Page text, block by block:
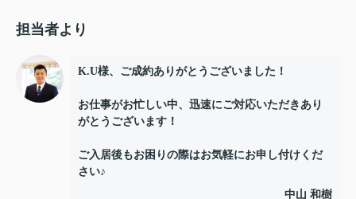
担当者より
K.U様、ご成約ありがとうございました！
お仕事がお忙しい中、迅速にご対応いただきあり
がとうございます！
ご入居後もお困りの際はお気軽にお申し付けくだ
さい♪
中山 和樹